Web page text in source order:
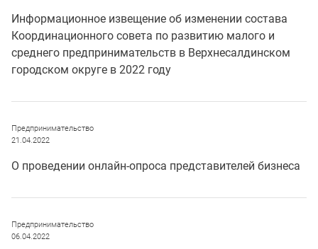
Информационное извещение об изменении состава
Координационного совета по развитию малого и
среднего предпринимательств в Верхнесалдинском
городском округе в 2022 году
Предпринимательство
21.04.2022
О проведении онлайн-опроса представителей бизнеса
Предпринимательство
06.04.2022